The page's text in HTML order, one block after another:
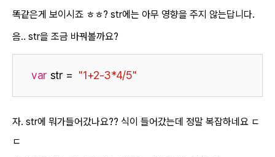
똑같은게 보이시죠 ㅎㅎ? str에는 아무 영향을 주지 않는답니다.
음.. str을 조금 바꿔볼까요?
var str = "1+2-3*4/5"
자. str에 뭐가들어갔나요?? 식이 들어갔는데 정말 복잡하네요 ㄷ
ㄷ